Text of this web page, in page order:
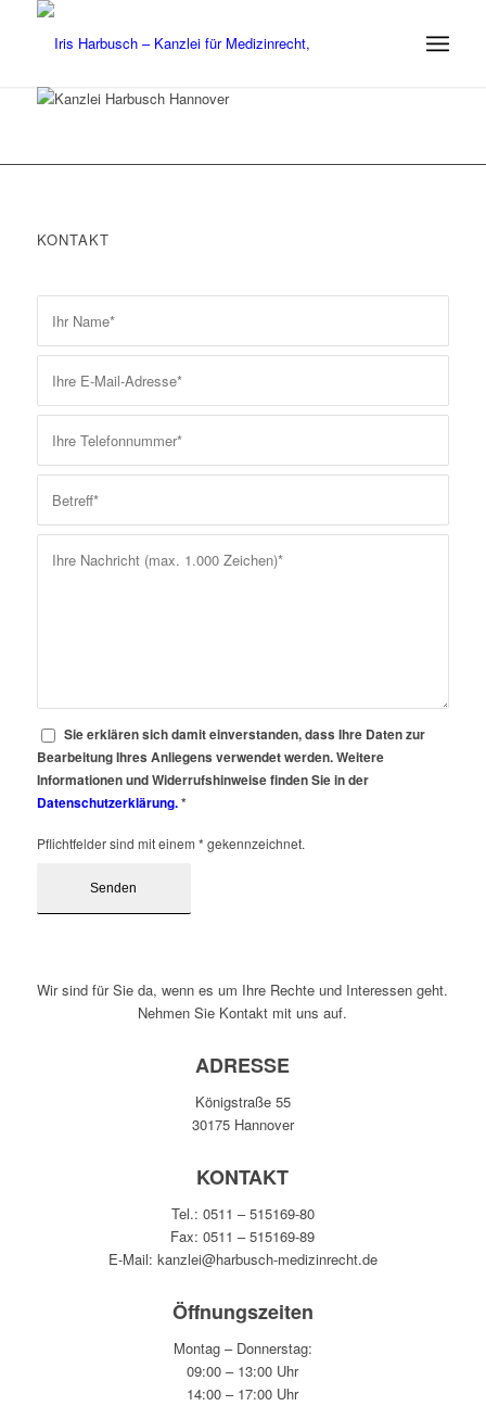
KONTAKT
Sie erklären sich damit einverstanden, dass Ihre Daten zur
Bearbeitung Ihres Anliegens verwendet werden. Weitere
Informationen und Widerrufshinweise finden Sie in der
Datenschutzerklärung. *
Pflichtfelder sind mit einem * gekennzeichnet.
Wir sind für Sie da, wenn es um Ihre Rechte und Interessen geht.
Nehmen Sie Kontakt mit uns auf.
ADRESSE
Königstraße 55
30175 Hannover
KONTAKT
Tel.: 0511 – 515169-80
Fax: 0511 – 515169-89
E-Mail: kanzlei@harbusch-medizinrecht.de
Öffnungszeiten
Montag – Donnerstag:
09:00 – 13:00 Uhr
14:00 – 17:00 Uhr